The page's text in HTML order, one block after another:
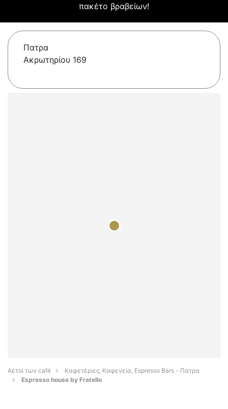
πακέτο βραβείων!
Πατρα
Ακρωτηρίου 169
Αετοί των café
Καφετέριες, Καφενεία, Espresso Bars - Πατρα
Espresso house by Fratello